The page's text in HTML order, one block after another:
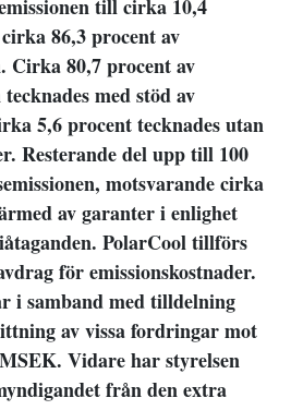
till cirka 10,4
86,3 procent av
Cirka 80,7 procent av
med stöd av
5,6 procent tecknades utan
Resterande del upp till 100
motsvarande cirka
av garanter i enlighet
PolarCool tillförs
för emissionskostnader.
i samband med tilldelning
av vissa fordringar mot
Vidare har styrelsen
från den extra